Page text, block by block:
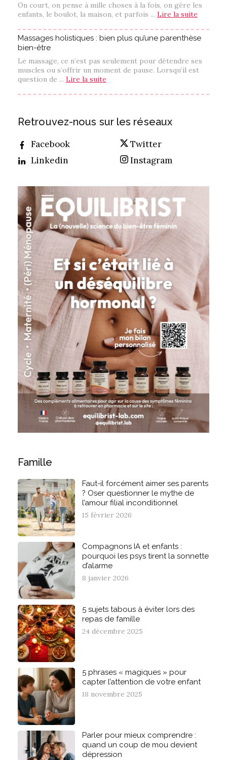
On court, on pense à mille choses à la fois, on gère les
enfants, le boulot, la maison, et parfois ... Lire la suite
Massages holistiques : bien plus qu’une parenthèse
bien-être
Le massage, ce n’est pas seulement pour détendre ses
muscles ou s’offrir un moment de pause. Lorsqu’il est
question de ... Lire la suite
Retrouvez-nous sur les réseaux
Facebook
Twitter
Linkedin
Instagram
Famille
Faut-il forcément aimer ses parents
? Oser questionner le mythe de
l’amour filial inconditionnel
15 février 2026
Compagnons IA et enfants :
pourquoi les psys tirent la sonnette
d’alarme
8 janvier 2026
5 sujets tabous à éviter lors des
repas de famille
24 décembre 2025
5 phrases « magiques » pour
capter l’attention de votre enfant
18 novembre 2025
Parler pour mieux comprendre :
quand un coup de mou devient
dépression